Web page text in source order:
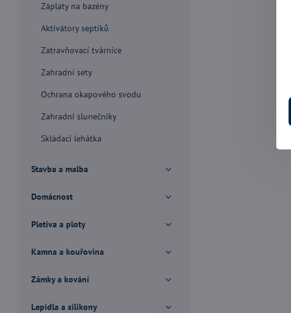
Záplaty na bazény
Aktivátory septiků
Zatravňovací tvárnice
Zahradní sety
Ochrana okapového svodu
Zahradní slunečníky
Skládací lehátka
Stavba a malba
Domácnost
Pletiva a ploty
Kamna a kouřovina
Zámky a kování
Lepidla a silikony